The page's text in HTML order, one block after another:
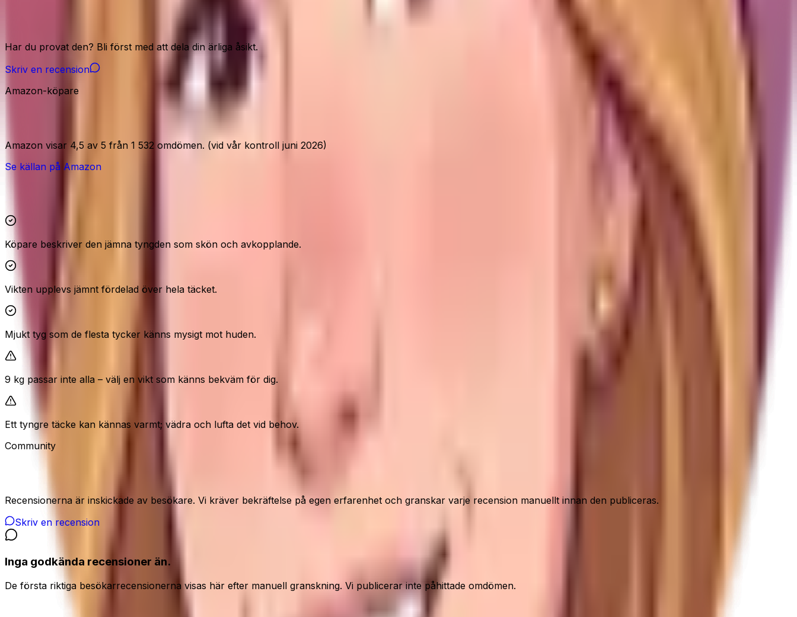
Har du provat den? Bli först med att dela din ärliga åsikt.
Skriv en recension
Amazon-köpare
Amazon visar 4,5 av 5 från 1 532 omdömen. (vid vår kontroll juni 2026)
Se källan på Amazon
Köpare beskriver den jämna tyngden som skön och avkopplande.
Vikten upplevs jämnt fördelad över hela täcket.
Mjukt tyg som de flesta tycker känns mysigt mot huden.
9 kg passar inte alla – välj en vikt som känns bekväm för dig.
Ett tyngre täcke kan kännas varmt; vädra och lufta det vid behov.
Community
Recensioner från våra besökare
Recensionerna är inskickade av besökare. Vi kräver bekräftelse på egen erfarenhet och granskar varje recension manuellt innan den publiceras.
Skriv en recension
Inga godkända recensioner än.
De första riktiga besökarrecensionerna visas här efter manuell granskning. Vi publicerar inte påhittade omdömen.